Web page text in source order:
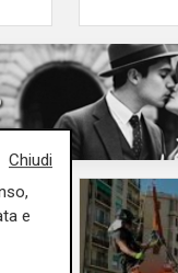
Chiudi
e